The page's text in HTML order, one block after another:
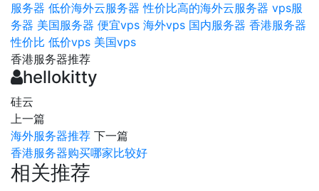
服务器 低价海外云服务器 性价比高的海外云服务器 vps服
务器 美国服务器 便宜vps 海外vps 国内服务器 香港服务器
性价比 低价vps 美国vps
香港服务器推荐
hellokitty
硅云
上一篇
海外服务器推荐 下一篇
香港服务器购买哪家比较好
相关推荐